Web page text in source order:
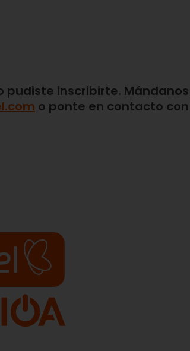
pudiste inscribirte. Mándanos
o ponte en contacto con